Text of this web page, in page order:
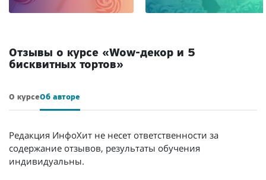
Отзывы о курсе «Wow-декор и 5
бисквитных тортов»
О курсеОб авторе
Редакция ИнфоХит не несет ответственности за
содержание отзывов, результаты обучения
индивидуальны.